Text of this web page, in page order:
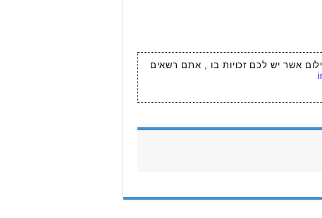
אשר יש לכם זכויות בו , אתם רשאים